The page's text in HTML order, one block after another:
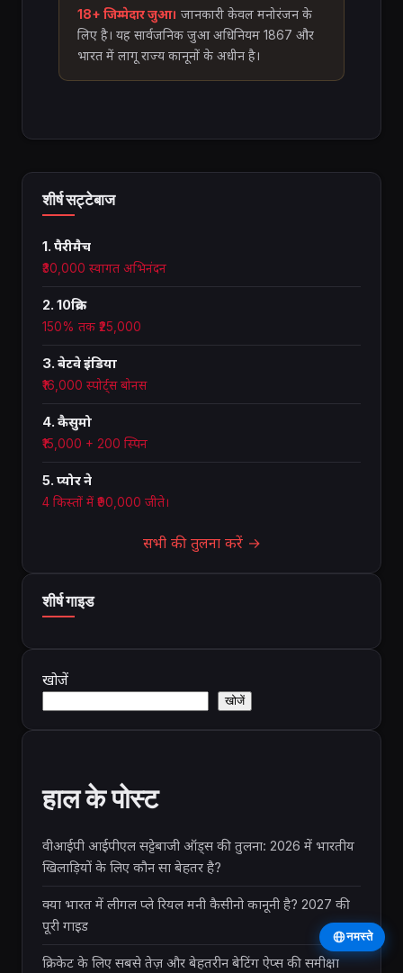
18+ जिम्मेदार जुआ। जानकारी केवल मनोरंजन के
लिए है। यह सार्वजनिक जुआ अधिनियम 1867 और
भारत में लागू राज्य कानूनों के अधीन है।
शीर्ष सट्टेबाज
1. पैरीमैच
₹30,000 स्वागत अभिनंदन
2. 10क्रिक
150% तक ₹25,000
3. बेटवे इंडिया
₹16,000 स्पोर्ट्स बोनस
4. कैसुमो
₹15,000 + 200 स्पिन
5. प्योर ने
4 किस्तों में ₹90,000 जीते।
सभी की तुलना करें →
शीर्ष गाइड
खोजें
खोजें
हाल के पोस्ट
वीआईपी आईपीएल सट्टेबाजी ऑड्स की तुलना: 2026 में भारतीय
खिलाड़ियों के लिए कौन सा बेहतर है?
क्या भारत में लीगल प्ले रियल मनी कैसीनो कानूनी है? 2027 की
पूरी गाइड
क्रिकेट के लिए सबसे तेज़ और बेहतरीन बेटिंग ऐप्स की समीक्षा
नमस्ते